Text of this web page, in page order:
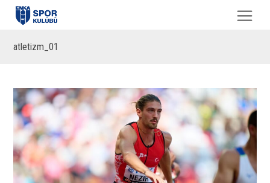
atletizm_01